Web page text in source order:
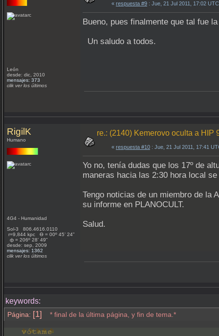
León
desde: dic, 2010
mensajes: 373
clik ver los últimos
« respuesta #9 : Jue, 21 Jul 2011, 17:02
Bueno, pues finalmente que tal fue
Un saludo a todos.
RigilK
Humano
4G4 - Humanidad
Sol-3 806.4616.0110
r=9,844 kpc Ѳ = 00º 45’ 24”
ф = 206º 28’ 49”
desde: sep, 2009
mensajes: 1362
clik ver los últimos
re.: (2140) Kemerovo oculta a HIP
« respuesta #10 : Jue, 21 Jul 2011, 17:41
Yo no, tenía dudas que los 17º de
maneras hacia las 2:30 hora local
Tengo noticias de un miembro de la
su informe en PLANOCULT.
Salud.
keywords:
Página: [1] * final de la última página, y fin de tema.*